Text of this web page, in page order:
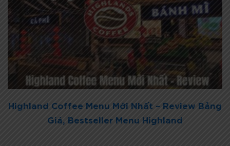
Highland Coffee Menu Mới Nhất – Review Bảng
Giá, Bestseller Menu Highland